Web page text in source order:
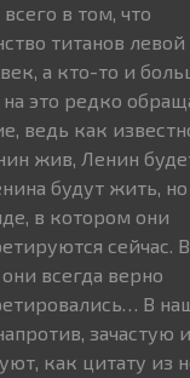
в том, что
титанов
а кто-то и
на это редко
ведь как
жив, Ленин
будут жить, но
в котором они
сейчас.
всегда верно
В
зачастую
как цитату из